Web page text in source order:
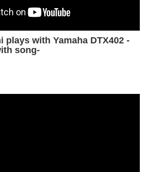
plays with Yamaha DTX402 -
song-